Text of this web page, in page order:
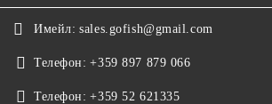
Имейл: sales.gofish@gmail.com
Телефон: +359 897 879 066
Телефон: +359 52 621335